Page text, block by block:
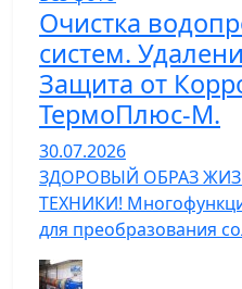
Очистка
систем.
Защита от
ТермоПлюс-М.
30.07.2026
ЗДОРОВЫЙ ОБРАЗ
ТЕХНИКИ!
для преобразования